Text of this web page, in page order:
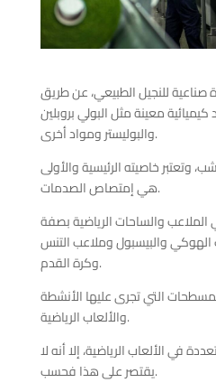
صناعية للنجيل الطبيعي، عن طريق
معينة مثل البولي بروبلين
والبوليستر ومواد أخرى.
وتعتبر خاصيته الرئيسية والأولى
هي إمتصاص الصدمات.
والساحات الرياضية بصفة
والبيسبول وملاعب التنس
وكرة القدم.
التي تجرى عليها الأنشطة
والألعاب الرياضية.
في الألعاب الرياضية، إلا أنه لا
يقتصر على هذا فحسب.